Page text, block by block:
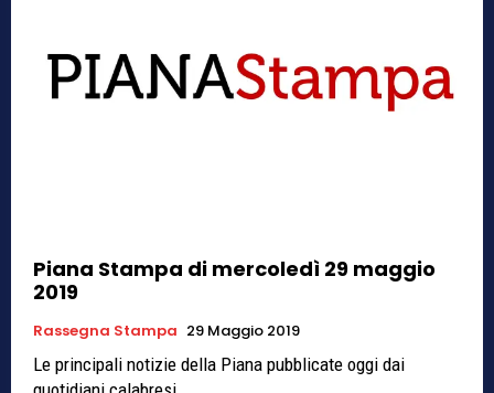
Piana Stampa di mercoledì 29 maggio
2019
Rassegna Stampa 29 Maggio 2019
Le principali notizie della Piana pubblicate oggi dai